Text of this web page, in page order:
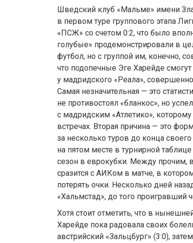
Шведский клуб «Мальме» имени
в первом туре группового этапа
«ПСЖ» со счетом 0:2, что было
голубые» продемонстрировали в
футбол, но с группой им, конечно,
что подопечные Эге Харейде
у мадридского «Реала»,
Самая незначительная — это
не противостоял «бланкос», но
с мадридским «Атлетико»,
встречах. Вторая причина — это
за несколько туров до конца
на пятом месте в турнирной
сезон в еврокубки. Между
сразится с АИКом в матче, в
потерять очки. Несколько дней
«Хальмстад», до того проигравший
Хотя стоит отметить, что в
Харейде пока радовала своих
австрийский «Зальцбург» (3:0),